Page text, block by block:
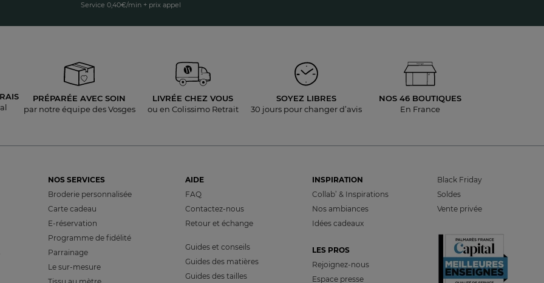
Service 0,40€/min + prix appel
PRÉPARÉE AVEC SOIN
par notre équipe des Vosges
LIVRÉE CHEZ VOUS
ou en Colissimo Retrait
SOYEZ LIBRES
30 jours pourchanger d’avis
NOS 46 BOUTIQUES
En France
NOS SERVICES
Broderie personnalisée
Carte cadeau
E-réservation
Programme de fidélité
Parrainage
Le sur-mesure
AIDE
FAQ
Contactez-nous
Retour et échange
Guides et conseils
Guides des matières
Guides des tailles
INSPIRATION
Collab’ & Inspirations
Nos ambiances
Idées cadeaux
LES PROS
Rejoignez-nous
Espace presse
Black Friday
Soldes
Vente privée